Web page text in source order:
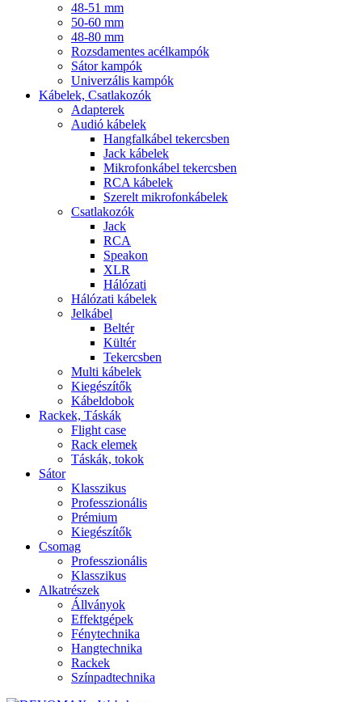
48-51 mm
50-60 mm
48-80 mm
Rozsdamentes acélkampók
Sátor kampók
Univerzális kampók
Kábelek, Csatlakozók
Adapterek
Audió kábelek
Hangfalkábel tekercsben
Jack kábelek
Mikrofonkábel tekercsben
RCA kábelek
Szerelt mikrofonkábelek
Csatlakozók
Jack
RCA
Speakon
XLR
Hálózati
Hálózati kábelek
Jelkábel
Beltér
Kültér
Tekercsben
Multi kábelek
Kiegészítők
Kábeldobok
Rackek, Táskák
Flight case
Rack elemek
Táskák, tokok
Sátor
Klasszikus
Professzionális
Prémium
Kiegészítők
Csomag
Professzionális
Klasszikus
Alkatrészek
Állványok
Effektgépek
Fénytechnika
Hangtechnika
Rackek
Színpadtechnika